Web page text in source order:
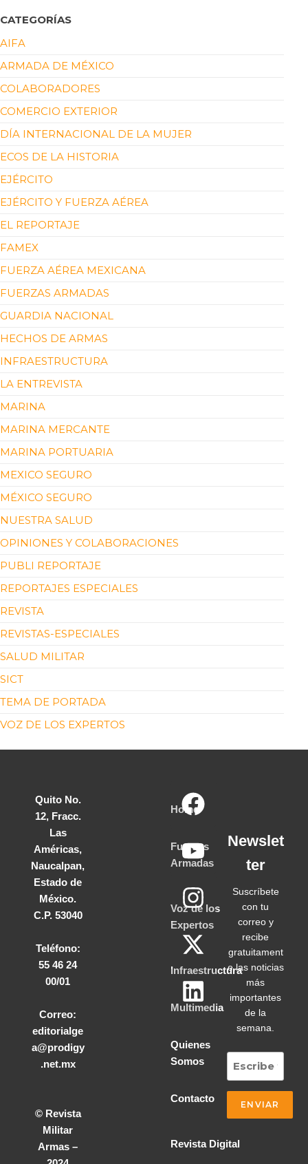
CATEGORÍAS
AIFA
ARMADA DE MÉXICO
COLABORADORES
COMERCIO EXTERIOR
DÍA INTERNACIONAL DE LA MUJER
ECOS DE LA HISTORIA
EJÉRCITO
EJÉRCITO Y FUERZA AÉREA
EL REPORTAJE
FAMEX
FUERZA AÉREA MEXICANA
FUERZAS ARMADAS
GUARDIA NACIONAL
HECHOS DE ARMAS
INFRAESTRUCTURA
LA ENTREVISTA
MARINA
MARINA MERCANTE
MARINA PORTUARIA
MEXICO SEGURO
MÉXICO SEGURO
NUESTRA SALUD
OPINIONES Y COLABORACIONES
PUBLI REPORTAJE
REPORTAJES ESPECIALES
REVISTA
REVISTAS-ESPECIALES
SALUD MILITAR
SICT
TEMA DE PORTADA
VOZ DE LOS EXPERTOS
Quito No.
12, Fracc.
Las
Américas,
Naucalpan,
Estado de
México.
C.P. 53040
Teléfono:
55 46 24
00/01
Correo:
editorialge
a@prodigy
.net.mx
© Revista
Militar
Armas –
Home
Fuerzas
Armadas
Voz de los
Expertos
Infraestructura
Multimedia
Quienes
Somos
Contacto
Revista Digital
Newslet
ter
Suscríbete
con tu
correo y
recibe
gratuitament
e las noticias
más
importantes
de la
semana.